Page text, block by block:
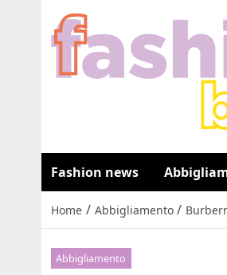
Fashion news
Home / Abbigliamento /
Abbigliamento